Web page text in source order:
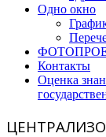
Одно окно
Контакты
Оценка